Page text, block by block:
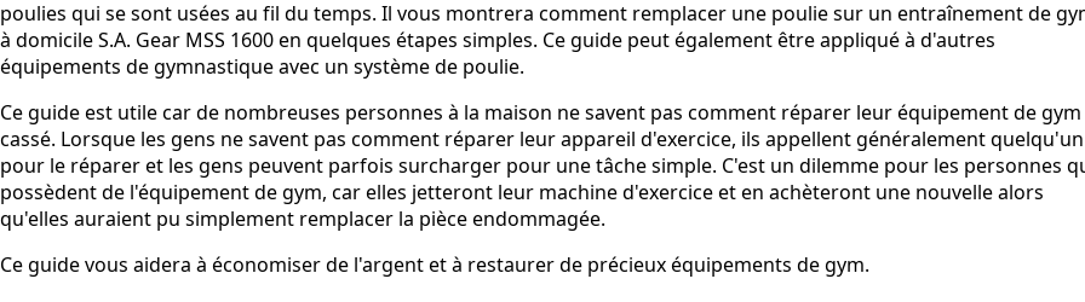
poulies qui se sont usées au fil du temps. Il vous montrera comment remplacer une poulie sur un entraînement de
à domicile S.A. Gear MSS 1600 en quelques étapes simples. Ce guide peut également être appliqué à d'autres
équipements de gymnastique avec un système de poulie.
Ce guide est utile car de nombreuses personnes à la maison ne savent pas comment réparer leur équipement de gym
cassé. Lorsque les gens ne savent pas comment réparer leur appareil d'exercice, ils appellent généralement quelqu'un
pour le réparer et les gens peuvent parfois surcharger pour une tâche simple. C'est un dilemme pour les personnes
possèdent de l'équipement de gym, car elles jetteront leur machine d'exercice et en achèteront une nouvelle alors
qu'elles auraient pu simplement remplacer la pièce endommagée.
Ce guide vous aidera à économiser de l'argent et à restaurer de précieux équipements de gym.